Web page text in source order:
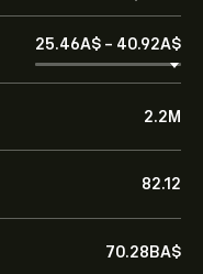
25.46‎A$‎ - 40.92‎A$‎
2.2M
82.12
70.28B‎A$‎